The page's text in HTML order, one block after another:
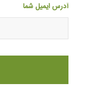
آدرس ایمیل شما